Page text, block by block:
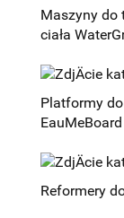
Maszyny do
ciała
Platformy
Reformery